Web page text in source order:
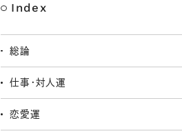
Index
総論
仕事・対人運
恋愛運